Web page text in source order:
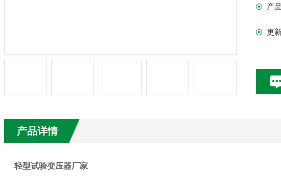
产
更
产品详情
轻型试验变压器厂家